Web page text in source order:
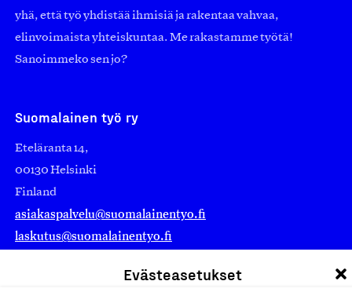
Evästeasetukset
yhä, että työ yhdistää ihmisiä ja rakentaa vahvaa,
elinvoimaista yhteiskuntaa. Me rakastamme työtä!
Sanoimmeko sen jo?
Suomalainen työ ry
Eteläranta 14,
00130 Helsinki
Finland
asiakaspalvelu@suomalainentyo.fi
laskutus@suomalainentyo.fi